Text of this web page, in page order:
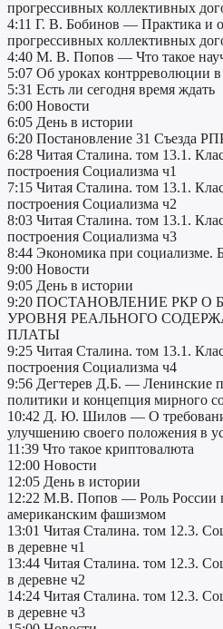
прогрессивных коллективных
4:11 Г. В. Бобинов — Практика и
прогрессивных коллективных
4:40 М. В. Попов — Что такое
5:07 Об уроках контрреволюции
5:31 Есть ли сегодня время ждать
6:00 Новости
6:05 День в истории
6:20 Постановление 31 Съезда
6:28 Читая Сталина. том 13.1.
построения Социализма ч1
7:15 Читая Сталина. том 13.1.
построения Социализма ч2
8:03 Читая Сталина. том 13.1.
построения Социализма ч3
8:44 Экономика при социализме.
9:00 Новости
9:05 День в истории
9:20 ПОСТАНОВЛЕНИЕ РКР О
УРОВНЯ РЕАЛЬНОГО
ПЛАТЫ
9:25 Читая Сталина. том 13.1.
построения Социализма ч4
9:56 Дегтерев Д.Б. — Ленинские
политики и концепция мирного
10:42 Д. Ю. Шилов — О
улучшению своего положения в
11:39 Что такое криптовалюта
12:00 Новости
12:05 День в истории
12:22 М.В. Попов — Роль России
американским фашизмом
13:01 Читая Сталина. том 12.3.
в деревне ч1
13:44 Читая Сталина. том 12.3.
в деревне ч2
14:24 Читая Сталина. том 12.3.
в деревне ч3